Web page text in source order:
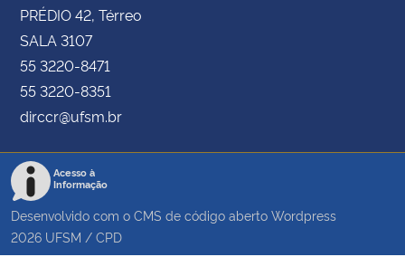
PRÉDIO 42, Térreo
SALA 3107
55 3220-8471
55 3220-8351
dirccr@ufsm.br
Acesso à
Informação
Desenvolvido com o CMS de código aberto Wordpress
2026 UFSM / CPD